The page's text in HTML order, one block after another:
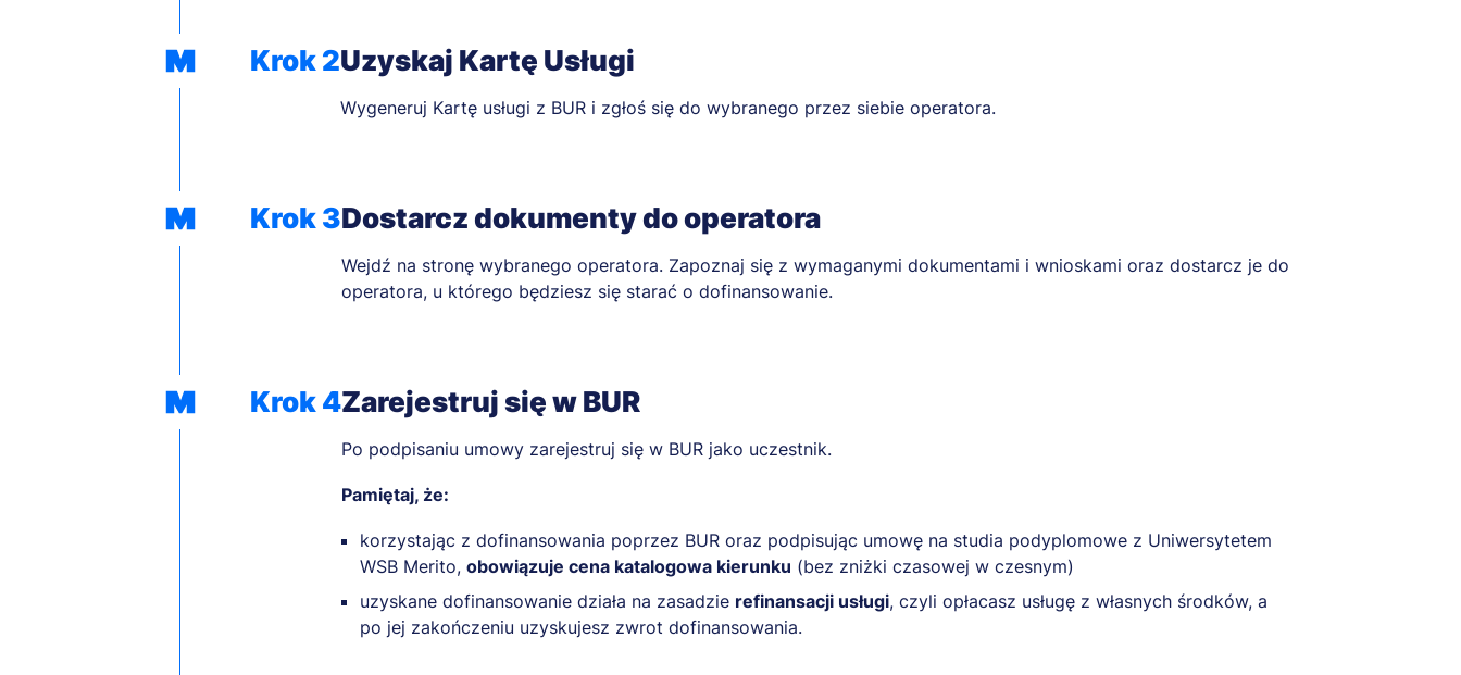
Krok 2Uzyskaj Kartę Usługi
Wygeneruj Kartę usługi z BUR i zgłoś się do wybranego przez siebie operatora.
Krok 3Dostarcz dokumenty do operatora
Wejdź na stronę wybranego operatora. Zapoznaj się z wymaganymi dokumentami i wnioskami oraz dostarcz je do
operatora, u którego będziesz się starać o dofinansowanie.
Krok 4Zarejestruj się w BUR
Po podpisaniu umowy zarejestruj się w BUR jako uczestnik.
Pamiętaj, że:
korzystając z dofinansowania poprzez BUR oraz podpisując umowę na studia podyplomowe z Uniwersytetem
WSB Merito, obowiązuje cena katalogowa kierunku (bez zniżki czasowej w czesnym)
uzyskane dofinansowanie działa na zasadzie refinansacji usługi, czyli opłacasz usługę z własnych środków, a
po jej zakończeniu uzyskujesz zwrot dofinansowania.